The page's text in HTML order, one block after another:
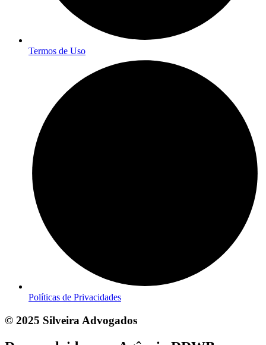
Termos de Uso
Políticas de Privacidades
© 2025 Silveira Advogados